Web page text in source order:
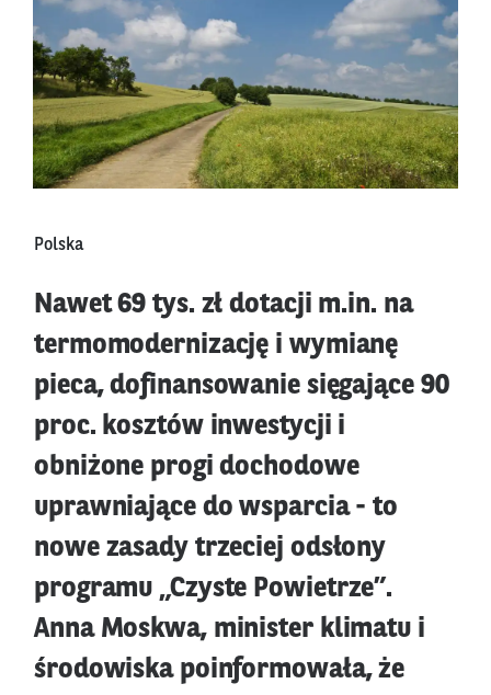
Polska
Nawet 69 tys. zł dotacji m.in. na
termomodernizację i wymianę
pieca, dofinansowanie sięgające 90
proc. kosztów inwestycji i
obniżone progi dochodowe
uprawniające do wsparcia - to
nowe zasady trzeciej odsłony
programu „Czyste Powietrze”.
Anna Moskwa, minister klimatu i
środowiska poinformowała, że